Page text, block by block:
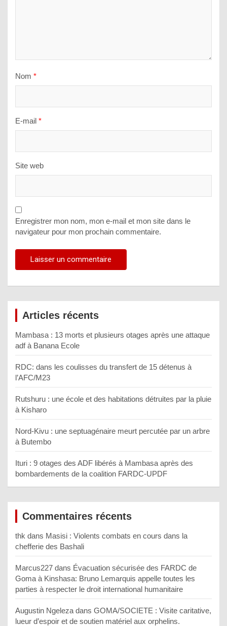
Nom *
E-mail *
Site web
Enregistrer mon nom, mon e-mail et mon site dans le
navigateur pour mon prochain commentaire.
Articles récents
Mambasa : 13 morts et plusieurs otages après une attaque
adf à Banana Ecole
RDC: dans les coulisses du transfert de 15 détenus à
l’AFC/M23
Rutshuru : une école et des habitations détruites par la pluie
à Kisharo
Nord-Kivu : une septuagénaire meurt percutée par un arbre
à Butembo
Ituri : 9 otages des ADF libérés à Mambasa après des
bombardements de la coalition FARDC-UPDF
Commentaires récents
thk dans Masisi : Violents combats en cours dans la
chefferie des Bashali
Marcus227 dans Évacuation sécurisée des FARDC de
Goma à Kinshasa: Bruno Lemarquis appelle toutes les
parties à respecter le droit international humanitaire
Augustin Ngeleza dans GOMA/SOCIETE : Visite caritative,
lueur d’espoir et de soutien matériel aux orphelins.